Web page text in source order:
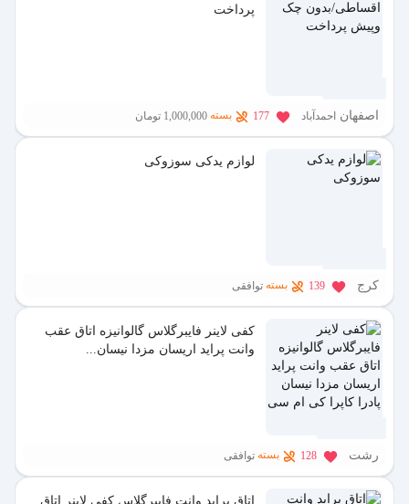
پرداخت
اصفهان احمدآباد 177 بسته 1,000,000 تومان
لوازم یدکی سوزوکی
کرج 139 بسته توافقی
کفی لاینر فایبرگلاس گالوانیزه اتاق عقب
وانت پراید اریسان مزدا نیسان...
رشت 128 بسته توافقی
اتاق پراید وانت فایبرگلاس کفی لاینر اتاق